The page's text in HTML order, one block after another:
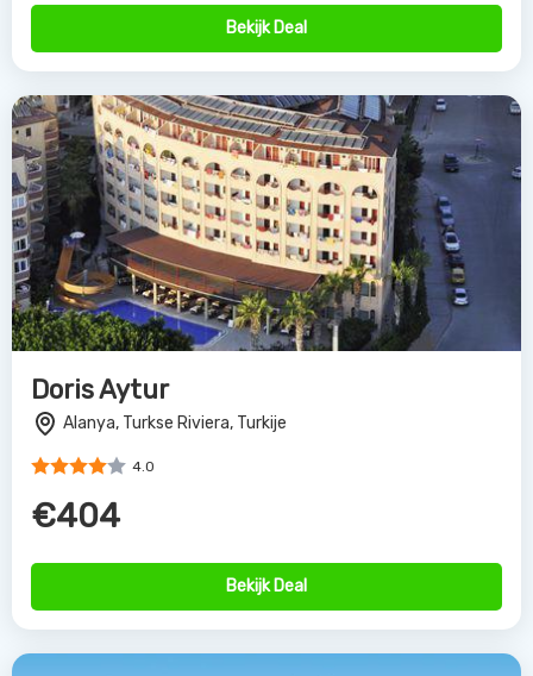
Bekijk Deal
Doris Aytur
Alanya, Turkse Riviera, Turkije
4.0
€404
Bekijk Deal